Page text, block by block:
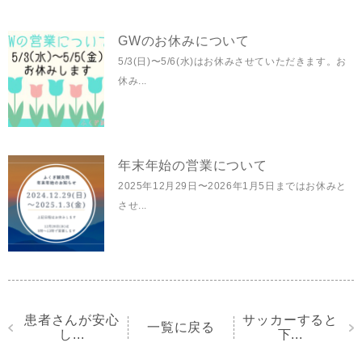
GWのお休みについて
5/3(日)〜5/6(水)はお休みさせていただきます。お
休み...
年末年始の営業について
2025年12月29日〜2026年1月5日まではお休みと
させ...
患者さんが安心
し...
一覧に戻る
サッカーすると
下...